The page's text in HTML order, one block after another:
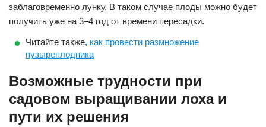
заблаговременно лунку. В таком случае плоды можно будет
получить уже на 3–4 год от времени пересадки.
Читайте также, как провести размножение
пузыреплодника
Возможные трудности при
садовом выращивании лоха и
пути их решения